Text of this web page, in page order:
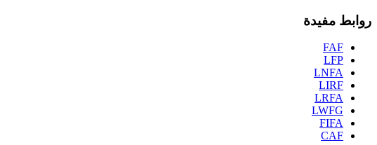
روابط مفيدة
FAF
LFP
LNFA
LIRF
LRFA
LWFG
FIFA
CAF